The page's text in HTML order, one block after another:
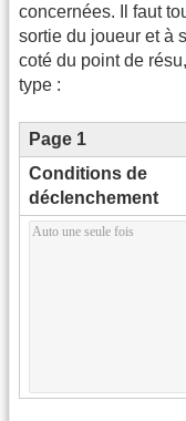
concernées. Il faut
sortie du joueur et à
coté du point de
type :
Page 1
Conditions de
déclenchement